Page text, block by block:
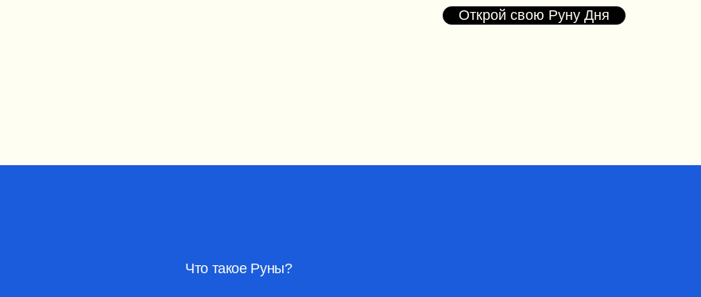
Открой свою Руну Дня
Что такое Руны?